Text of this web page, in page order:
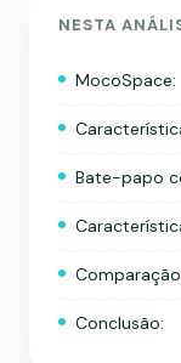
NESTA
MocoSpace:
Bate-papo
Conclusão: